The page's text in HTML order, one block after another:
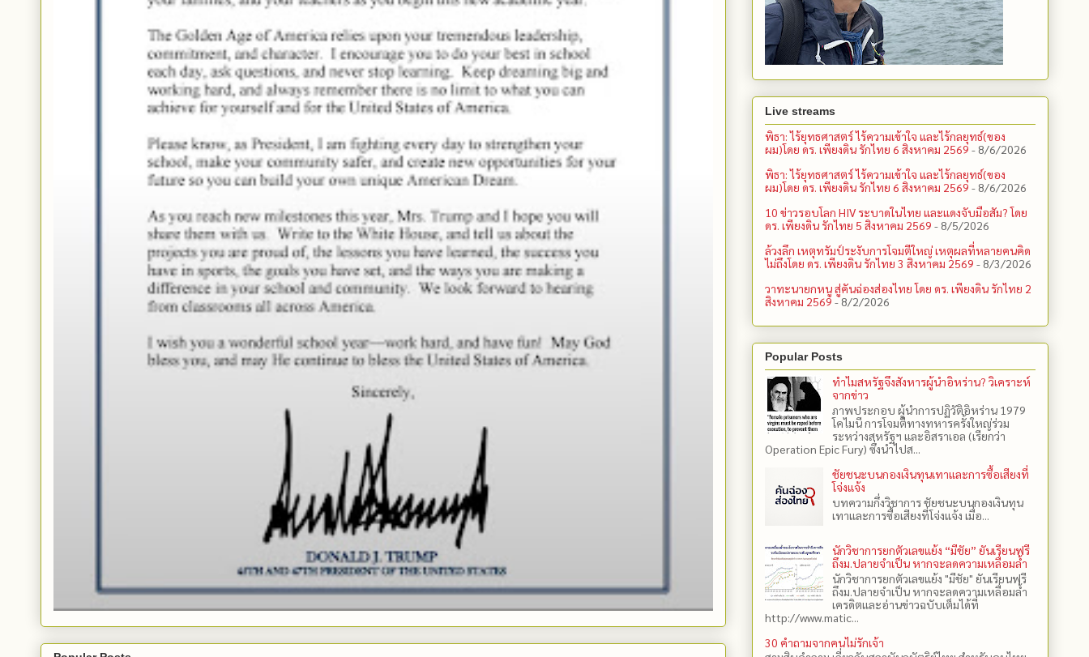
Live streams
พิธา: ไร้ยุทธศาสตร์ ไร้ความเข้าใจ และไร้กลยุทธ์(ของ
ผม)โดย ดร. เพียงดิน รักไทย 6 สิงหาคม 2569 - 8/6/2026
พิธา: ไร้ยุทธศาสตร์ ไร้ความเข้าใจ และไร้กลยุทธ์(ของ
ผม)โดย ดร. เพียงดิน รักไทย 6 สิงหาคม 2569 - 8/6/2026
10 ข่าวรอบโลก HIV ระบาดในไทย และแดงจับมือสัม? โดย
ดร. เพียงดิน รักไทย 5 สิงหาคม 2569 - 8/5/2026
ล้วงลึก เหตุทรัมป์ระงับการโจมตีใหญ่ เหตุผลที่หลายคนคิด
ไม่ถึงโดย ดร. เพียงดิน รักไทย 3 สิงหาคม 2569 - 8/3/2026
วาทะนายกหนู สู่คันฉ่องส่องไทย โดย ดร. เพียงดิน รักไทย 2
สิงหาคม 2569 - 8/2/2026
Popular Posts
ทำไมสหรัฐจึงสังหารผู้นำอิหร่าน? วิเคราะห์
จากข่าว
ภาพประกอบ ผู้นำการปฏิวัติอิหร่าน 1979
โคไมนี การโจมตีทางทหารครั้งใหญ่ร่วม
ระหว่างสหรัฐฯ และอิสราเอล (เรียกว่า
Operation Epic Fury) ซึ่งนำไปส...
ชัยชนะบนกองเงินทุนเทาและการซื้อเสียงที่
โจ่งแจ้ง
บทความกึ่งวิชาการ ชัยชนะบนกองเงินทุน
เทาและการซื้อเสียงที่โจ่งแจ้ง เมื่อ...
นักวิชาการยกตัวเลขแย้ง “มีชัย” ยันเรียนฟรี
ถึงม.ปลายจำเป็น หากจะลดความเหลื่อมล้ำ
นักวิชาการยกตัวเลขแย้ง "มีชัย" ยันเรียนฟรี
ถึงม.ปลายจำเป็น หากจะลดความเหลื่อมล้ำ
เครดิตและอ่านข่าวฉบับเต็มได้ที่
http://www.matic...
30 คำถามจากคนไม่รักเจ้า